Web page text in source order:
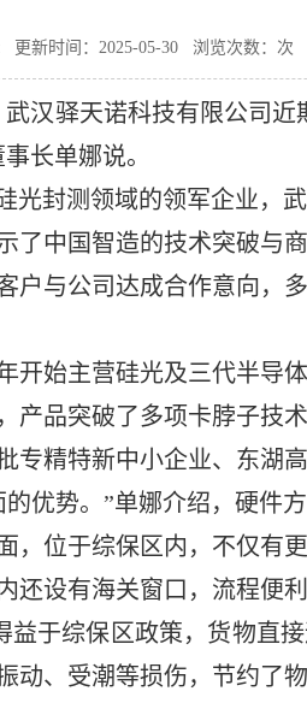
新时间：2025-05-30 浏览次数： 次
汉驿天诺科技有限公司
长单娜说。
光封测领域的领军企业，
中国智造的技术突破与
与公司达成合作意向，
开始主营硅光及三代半导
品突破了多项卡脖子技
精特新中小企业、东湖高
优势。”单娜介绍，硬件
位于综保区内，不仅有
设有海关窗口，流程便
于综保区政策，货物直
、受潮等损伤，节约了